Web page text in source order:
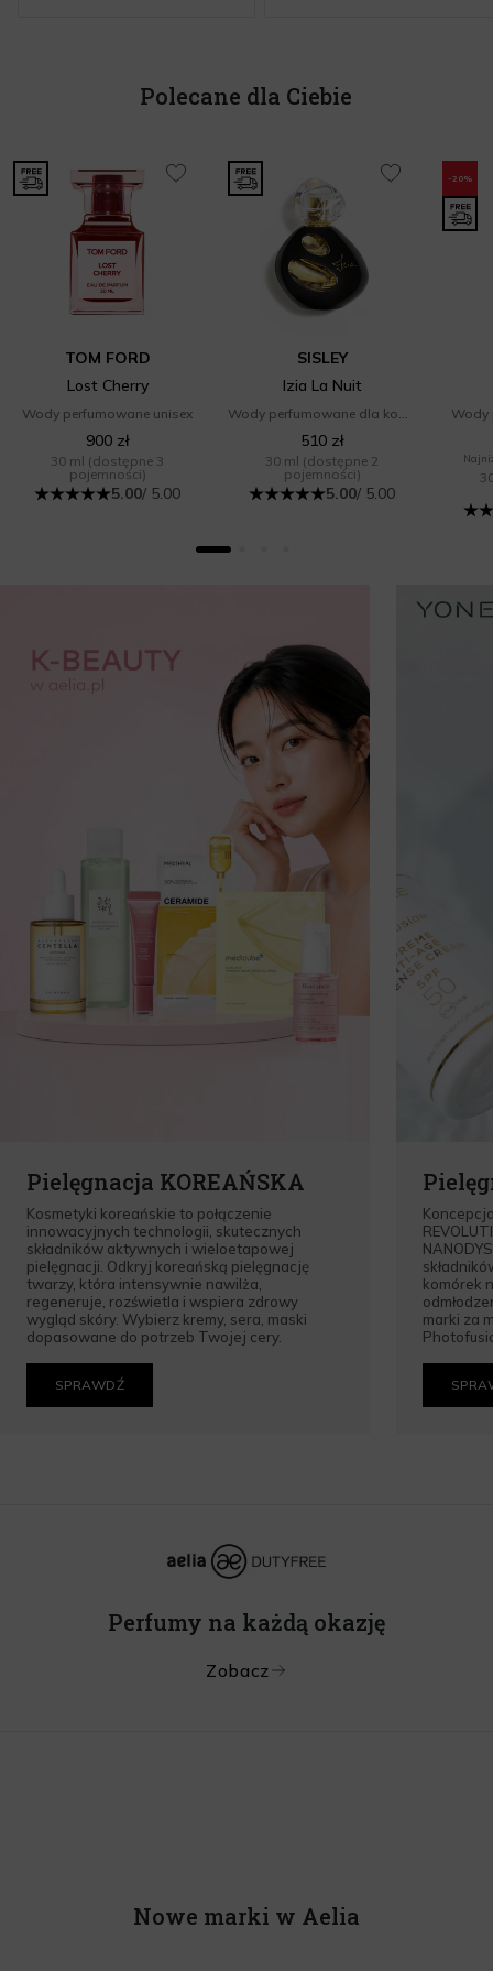
Polecane dla Ciebie
TOM FORD
Lost Cherry
Wody perfumowane unisex
900 zł
30 ml (dostępne 3
pojemności)
5.00/ 5.00
SISLEY
Izia La Nuit
Wody perfumowane dla kobiet
510 zł
30 ml (dostępne 2
pojemności)
5.00/ 5.00
-20%
Wody
Pielęgnacja KOREAŃSKA
Kosmetyki koreańskie to połączenie
innowacyjnych technologii, skutecznych
składników aktywnych i wieloetapowej
pielęgnacji. Odkryj koreańską pielęgnację
twarzy, która intensywnie nawilża,
regeneruje, rozświetla i wspiera zdrowy
wygląd skóry. Wybierz kremy, sera, maski
dopasowane do potrzeb Twojej cery.
SPRAWDŹ
komórek
marki za
Perfumy na każdą okazję
Zobacz
Nowe marki w Aelia